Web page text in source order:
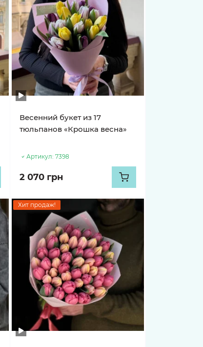
Весенний букет из 17
тюльпанов «Крошка весна»
Артикул: 7398
2 070 грн
Хит продаж!